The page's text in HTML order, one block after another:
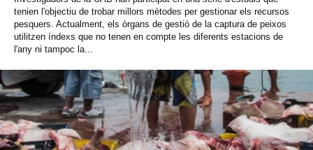
tenien l'objectiu de trobar millors mètodes per gestionar els recursos
pesquers. Actualment, els òrgans de gestió de la captura de peixos
utilitzen índexs que no tenen en compte les diferents estacions de
l'any ni tampoc la...